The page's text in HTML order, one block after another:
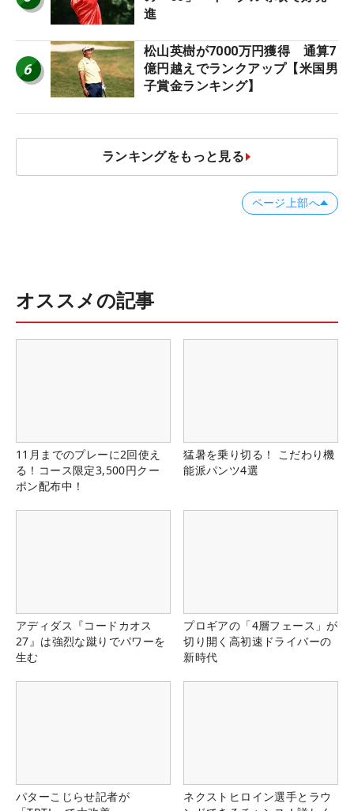
進
6
松山英樹が7000万円獲得 通算7
億円越えでランクアップ【米国男
子賞金ランキング】
ランキングをもっと見る
ページ上部へ
オススメの記事
11月までのプレーに2回使え
る！コース限定3,500円クー
ポン配布中！
猛暑を乗り切る！ こだわり機
能派パンツ4選
アディダス『コードカオス
27』は強烈な蹴りでパワーを
生む
プロギアの「4層フェース」が
切り開く高初速ドライバーの
新時代
パターこじらせ記者が
ネクストヒロイン選手とラウ